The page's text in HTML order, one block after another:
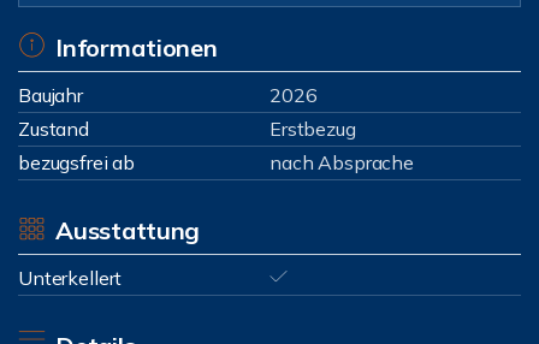
Informationen
Baujahr
2026
Zustand
Erstbezug
bezugsfrei ab
nach Absprache
Ausstattung
Unterkellert